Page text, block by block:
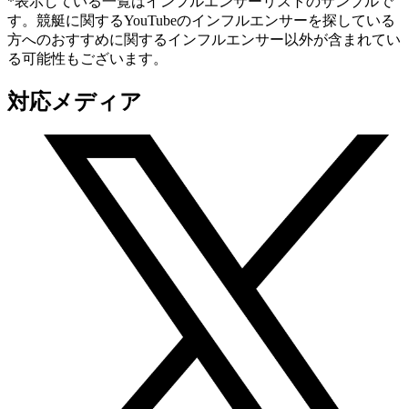
す。競艇に関するYouTubeのインフルエンサーを探している
方へのおすすめに関するインフルエンサー以外が含まれてい
る可能性もございます。
対応メディア